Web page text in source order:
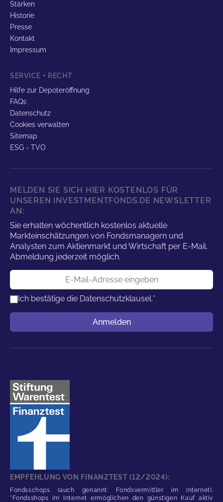
Stärken
Historie
Presse
Kontakt
Impressum
SERVICE + RECHT
Hilfe zur Depoteröffnung
FAQs
Datenschutz
Cookies verwalten
Sitemap
ESG - TVO
MELDEN SIE SICH HIER KOSTENLOS FÜR
UNSEREN INVESTMENTFONDS.DE NEWSLETTER
AN:
Sie erhalten wöchentlich kostenlos aktuelle
Markteinschätzungen von Fondsmanagern und
Analysten zum Aktienmarkt und Wirtschaft per E-Mail.
Abmeldung jederzeit möglich.
E-Mail-Adresse
Ich bestätige die Datenschutzklausel.*
Anmelden
EMPFEHLUNG VON FINANZTEST (12/2024):
Fondsschops (auch genannt: Fondsvermittler im Internet).
"Fondsshops im Internet ermöglichen den günstigen Kauf aktiv